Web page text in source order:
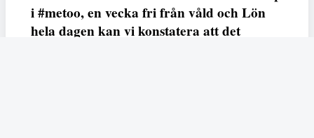
i #metoo, en vecka fri från våld och Lön
hela dagen kan vi konstatera att det